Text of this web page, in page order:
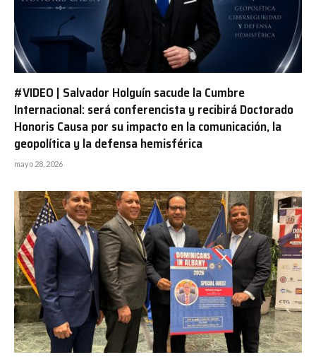
#VIDEO | Salvador Holguín sacude la Cumbre
Internacional: será conferencista y recibirá Doctorado
Honoris Causa por su impacto en la comunicación, la
geopolítica y la defensa hemisférica
mayo 28, 2026